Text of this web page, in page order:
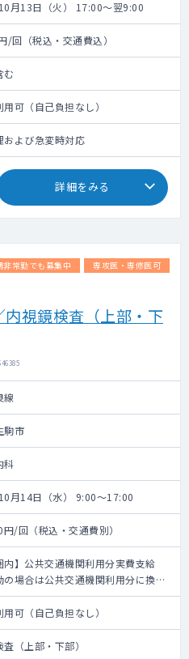
月13日（火） 17:00～翌9:00
/回（税込・交通費込）
む
可（自己負担なし）
および急変時対応
詳細をみる
非常勤でも募集中
専攻医・専修医可
視鏡検査（上部・下
線
駒市
科
月14日（水） 9:00～17:00
/回（税込・交通費別）
内】公共交通機関利用分実費支給
場合は公共交通機関利用分に換算
（高速代は支給無し）【関西圏外】
円の支給
可（自己負担なし）
（上部・下部）